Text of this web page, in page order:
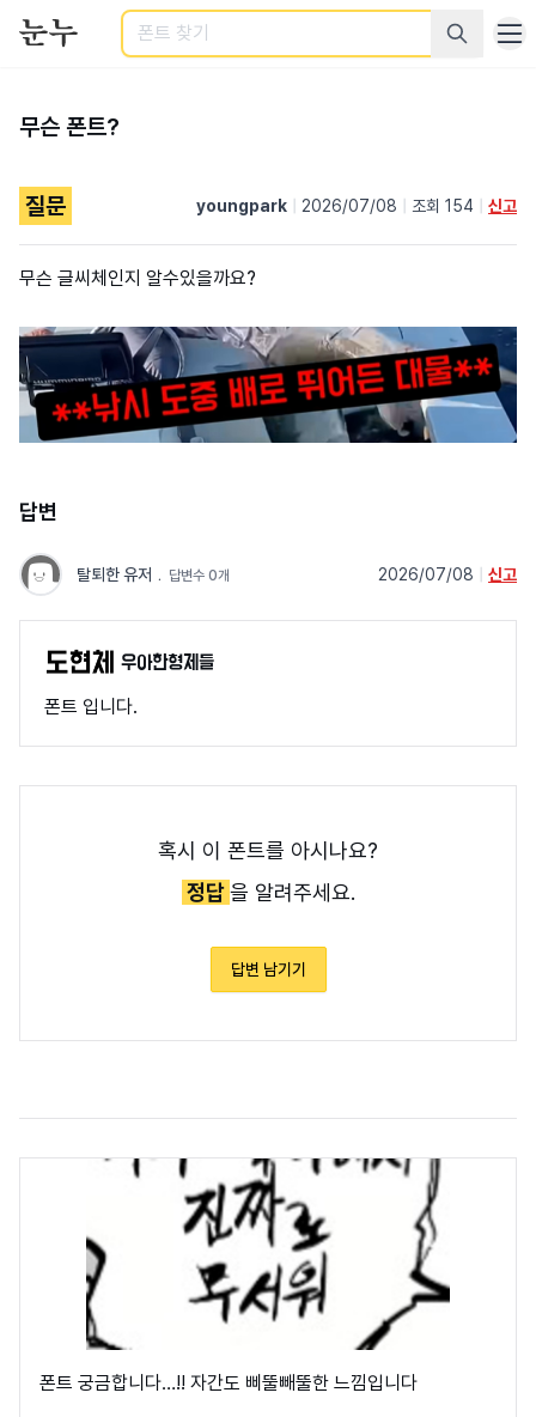
검색
무슨 폰트?
질문 youngpark 2026/07/08 조회 154 신고
무슨 글씨체인지 알수있을까요?
답변
탈퇴한 유저 ﹒ 답변수 0개 2026/07/08 신고
우아한형제들
폰트 입니다.
혹시 이 폰트를 아시나요?
정답을 알려주세요.
답변 남기기
폰트 궁금합니다…!! 자간도 삐뚤빼뚤한 느낌입니다